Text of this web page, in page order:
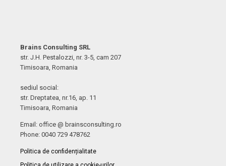
Brains Consulting SRL
str. J.H. Pestalozzi, nr. 3-5, cam 207
Timisoara, Romania
sediul social:
str. Dreptatea, nr.16, ap. 11
Timisoara, Romania
Email: office @ brainsconsulting.ro
Phone: 0040 729 478762
Politica de confidențialitate